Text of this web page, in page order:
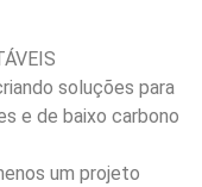
soluções para
e de baixo carbono
um projeto